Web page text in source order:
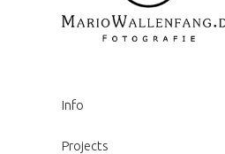
Info
Projects